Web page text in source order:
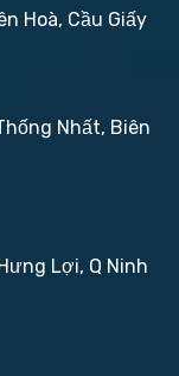
Hoà, Cầu Giấy
Nhất, Biên
Lợi, Q Ninh